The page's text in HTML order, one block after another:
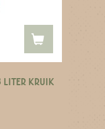
LITER KRUIK